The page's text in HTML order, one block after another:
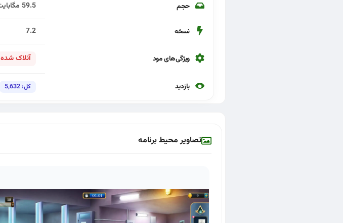
حجم 59.5 مگابایت
نسخه 7.2
ویژگی‌های مود آنلاک شده
بازدید کل: 5,632
تصاویر محیط برنامه